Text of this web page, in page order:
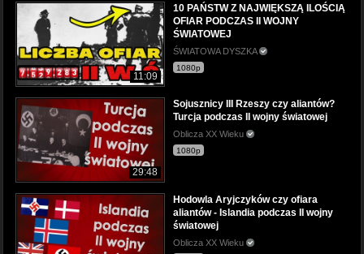
11:09
10 PAŃSTW Z NAJWIĘKSZĄ ILOŚCIĄ
OFIAR PODCZAS II WOJNY
ŚWIATOWEJ
ŚWIATOWA DYSZKA
1080p
29:48
Sojusznicy III Rzeszy czy aliantów?
Turcja podczas II wojny światowej
Oblicza XX Wieku
1080p
Hodowla Aryjczyków czy ofiara
aliantów - Islandia podczas II wojny
światowej
Oblicza XX Wieku